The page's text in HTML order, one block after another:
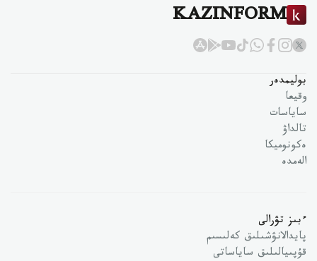
KAZINFORM
بوليمدەر
وقيعا
ساياسات
تالداۋ
ەكونوميكا
الەمدە
ءبىز تۋرالى
پايدالانۋشىلىق كەلىسىم
قۇپىيالىلىق ساياساتى